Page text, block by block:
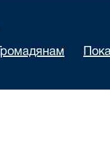
Громадянам